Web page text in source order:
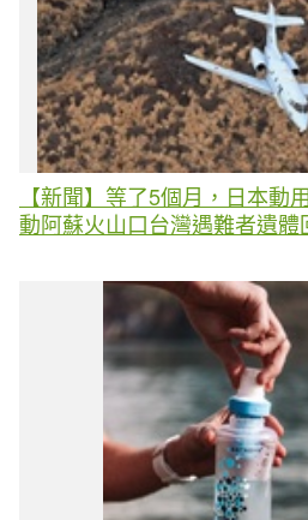
【新聞】等了5個月，日本動
動阿蘇火山口台灣遇難者遺體